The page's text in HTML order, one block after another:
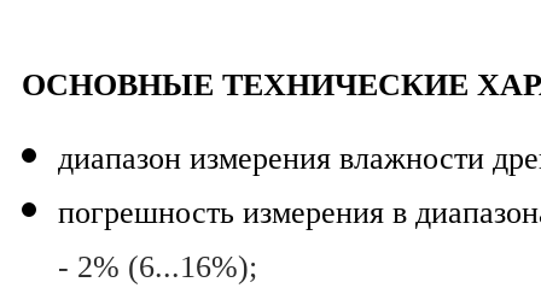
ОСНОВНЫЕ ТЕХНИЧЕСКИЕ
диапазон измерения влажности
погрешность измерения в
- 2% (6...16%);